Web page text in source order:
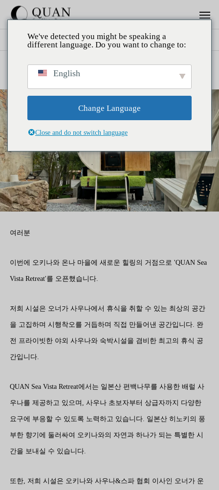
특집 2024년 7월 1일 오키나와현 온나무라에 전세 사우나 숙소 오픈
2024년 7월 1일 오키나와현 온나
무라에 전세 사우나 숙소 오픈
여러분
이번에 오키나와 온나 마을에 새로운 힐링의 거점으로 'QUAN Sea
Vista Retreat'를 오픈했습니다.
저희 시설은 오너가 사우나에서 휴식을 취할 수 있는 최상의 공간
을 고집하며 시행착오를 거듭하며 직접 만들어낸 공간입니다. 완
전 프라이빗한 야외 사우나와 숙박시설을 겸비한 최고의 휴식 공
간입니다.
QUAN Sea Vista Retreat에서는 일본산 편백나무를 사용한 배럴 사
우나를 제공하고 있으며, 사우나 초보자부터 상급자까지 다양한
요구에 부응할 수 있도록 노력하고 있습니다. 일본산 히노키의 풍
부한 향기에 둘러싸여 오키나와의 자연과 하나가 되는 특별한 시
간을 보내실 수 있습니다.
또한, 저희 시설은 오키나와 사우나&스파 협회 이사인 오너가 운
We've detected you might be speaking a
different language. Do you want to change to:
English
Change Language
Close and do not switch language